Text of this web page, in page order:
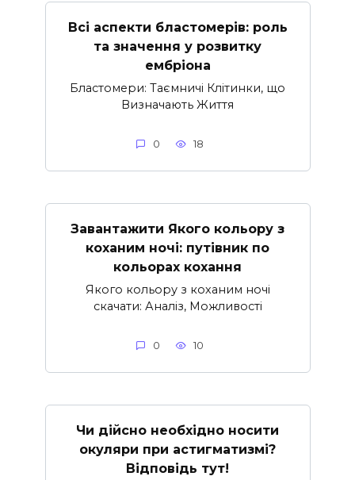
Всі аспекти бластомерів: роль
та значення у розвитку
ембріона
Бластомери: Таємничі Клітинки, що
Визначають Життя
0 18
Завантажити Якого кольору з
коханим ночі: путівник по
кольорах кохання
Якого кольору з коханим ночі
скачати: Аналіз, Можливості
0 10
Чи дійсно необхідно носити
окуляри при астигматизмі?
Відповідь тут!